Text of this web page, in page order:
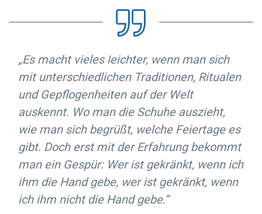
„Es macht vieles leichter, wenn man sich
mit unterschiedlichen Traditionen, Ritualen
und Gepflogenheiten auf der Welt
auskennt. Wo man die Schuhe auszieht,
wie man sich begrüßt, welche Feiertage es
gibt. Doch erst mit der Erfahrung bekommt
man ein Gespür: Wer ist gekränkt, wenn ich
ihm die Hand gebe, wer ist gekränkt, wenn
ich ihm nicht die Hand gebe.“